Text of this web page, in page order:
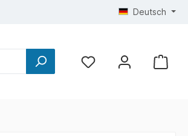
Deutsch